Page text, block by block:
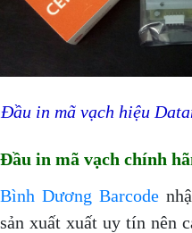
Đầu in mã vạch hiệu
Đầu in mã vạch chính
Bình Dương Barcode
sản xuất xuất uy tín nên